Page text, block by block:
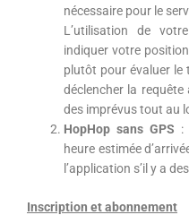
nécessaire pour le
L’utilisation de
indiquer votre
plutôt pour évaluer le
déclencher la requête
des imprévus tout au
HopHop sans GPS :
heure estimée
l’application s’il y a
Inscription et abonnement